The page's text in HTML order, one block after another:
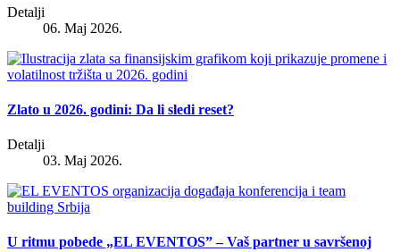
Detalji
06. Maj 2026.
Zlato u 2026. godini: Da li sledi reset?
Detalji
03. Maj 2026.
U ritmu pobede „EL EVENTOS” – Vaš partner u savršenoj